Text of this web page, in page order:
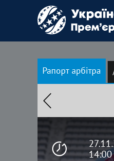
Зоря
Полісся
Рапорт арбітра
14:00